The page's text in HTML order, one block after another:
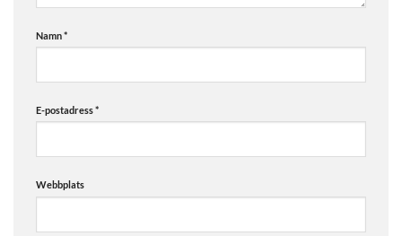
Namn*
E-postadress*
Webbplats